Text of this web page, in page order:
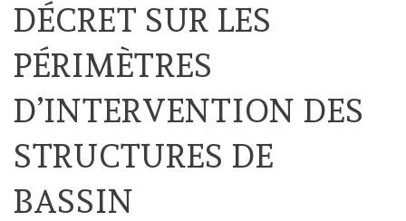
DÉCRET SUR LES
PÉRIMÈTRES
D’INTERVENTION DES
STRUCTURES DE
BASSIN